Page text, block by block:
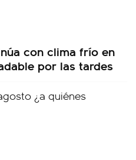
con clima frío en
por las tardes